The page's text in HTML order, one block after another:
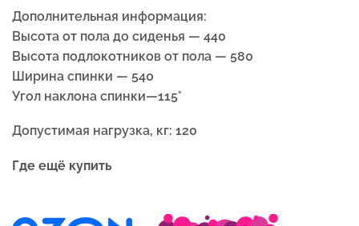
Дополнительная информация:
Высота от пола до сиденья — 440
Высота подлокотников от пола — 580
Ширина спинки — 540
Угол наклона спинки—115°
Допустимая нагрузка, кг: 120
Где ещё купить